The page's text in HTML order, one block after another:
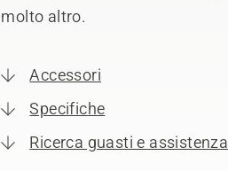
molto altro.
Accessori
Specifiche
Ricerca guasti e assistenza